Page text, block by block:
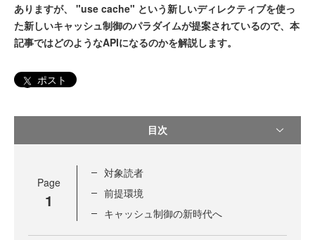
ありますが、 "use cache" という新しいディレクティブを使っ
た新しいキャッシュ制御のパラダイムが提案されているので、本
記事ではどのようなAPIになるのかを解説します。
ポスト
目次
Page
1
対象読者
前提環境
キャッシュ制御の新時代へ